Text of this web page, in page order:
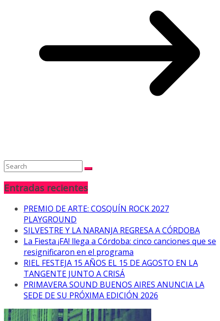
Entradas recientes
PREMIO DE ARTE: COSQUÍN ROCK 2027
PLAYGROUND
SILVESTRE Y LA NARANJA REGRESA A CÓRDOBA
La Fiesta ¡FA! llega a Córdoba: cinco canciones que se
resignificaron en el programa
RIEL FESTEJA 15 AÑOS EL 15 DE AGOSTO EN LA
TANGENTE JUNTO A CRISÁ
PRIMAVERA SOUND BUENOS AIRES ANUNCIA LA
SEDE DE SU PRÓXIMA EDICIÓN 2026